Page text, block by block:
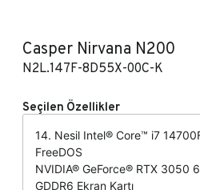
Casper Nirvana N200
N2L.147F-8D55X-00C-K
Seçilen Özellikler
14. Nesil Intel® Core™ i7
FreeDOS
NVIDIA® GeForce® RTX 3050
GDDR6 Ekran Kartı